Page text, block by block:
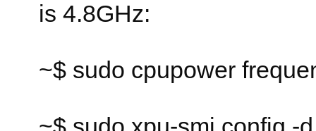
is 4.8GHz:
~$ sudo cpupower